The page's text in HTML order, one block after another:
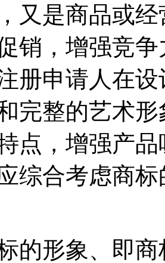
又是商品或
销，增强竞
册申请人在
完整的艺术
点，增强产
综合考虑商
的形象、即